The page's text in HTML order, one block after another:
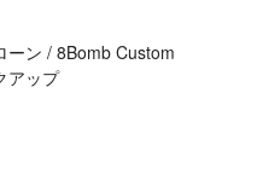
ーン / 8Bomb Custom
アップ